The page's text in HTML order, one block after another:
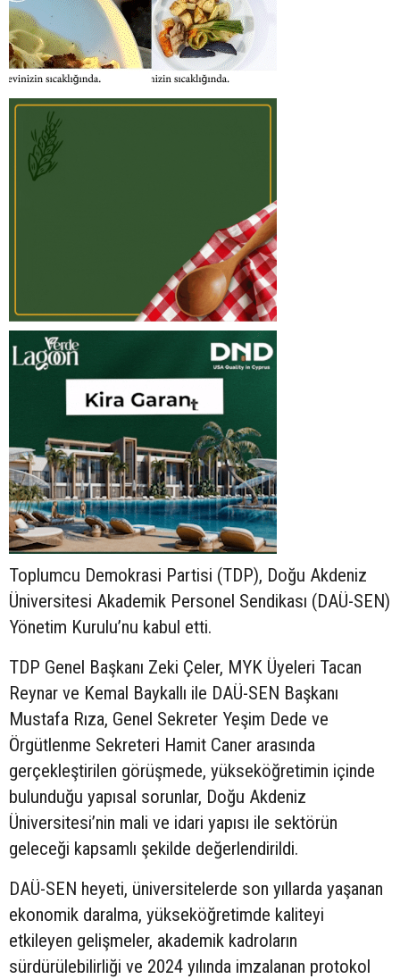
Toplumcu Demokrasi Partisi (TDP), Doğu Akdeniz
Üniversitesi Akademik Personel Sendikası (DAÜ-SEN)
Yönetim Kurulu’nu kabul etti.
TDP Genel Başkanı Zeki Çeler, MYK Üyeleri Tacan
Reynar ve Kemal Baykallı ile DAÜ-SEN Başkanı
Mustafa Rıza, Genel Sekreter Yeşim Dede ve
Örgütlenme Sekreteri Hamit Caner arasında
gerçekleştirilen görüşmede, yükseköğretimin içinde
bulunduğu yapısal sorunlar, Doğu Akdeniz
Üniversitesi’nin mali ve idari yapısı ile sektörün
geleceği kapsamlı şekilde değerlendirildi.
DAÜ-SEN heyeti, üniversitelerde son yıllarda yaşanan
ekonomik daralma, yükseköğretimde kaliteyi
etkileyen gelişmeler, akademik kadroların
sürdürülebilirliği ve 2024 yılında imzalanan protokol